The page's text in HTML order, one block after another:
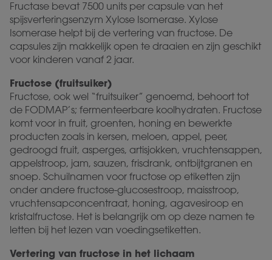
Fructase bevat 7500 units per capsule van het
spijsverteringsenzym Xylose Isomerase. Xylose
Isomerase helpt bij de vertering van fructose. De
capsules zijn makkelijk open te draaien en zijn geschikt
voor kinderen vanaf 2 jaar.
Fructose (fruitsuiker)
Fructose, ook wel “fruitsuiker” genoemd, behoort tot
de FODMAP’s; fermenteerbare koolhydraten. Fructose
komt voor in fruit, groenten, honing en bewerkte
producten zoals in kersen, meloen, appel, peer,
gedroogd fruit, asperges, artisjokken, vruchtensappen,
appelstroop, jam, sauzen, frisdrank, ontbijtgranen en
snoep. Schuilnamen voor fructose op etiketten zijn
onder andere fructose-glucosestroop, maisstroop,
vruchtensapconcentraat, honing, agavesiroop en
kristalfructose. Het is belangrijk om op deze namen te
letten bij het lezen van voedingsetiketten.
Vertering van fructose in het lichaam